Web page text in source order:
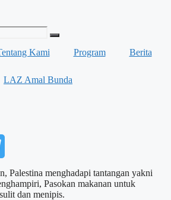
Kami Program Berita
LAZ Amal Bunda
Palestina menghadapi tantangan yakni
Pasokan makanan untuk
dan menipis.